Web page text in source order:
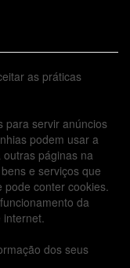
as práticas
para servir anúncios
podem usar a
páginas na
e serviços que
pode conter cookies.
da
internet.
dos seus